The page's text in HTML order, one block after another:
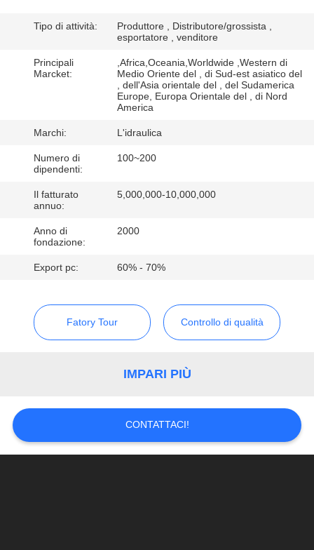
CONTROLLO
NOTIZIE
RICHIEDA
UNA
MAPPA
PRIVACY
POLICY
Tipo di attività:
Produttore , Distributore/grossista ,
esportatore , venditore
Principali
Marcket:
,Africa,Oceania,Worldwide ,Western di
Medio Oriente del , di Sud-est asiatico del
, dell'Asia orientale del , del Sudamerica
Europe, Europa Orientale del , di Nord
America
Marchi: L'idraulica
Numero di
dipendenti:
100~200
Il fatturato
annuo:
5,000,000-10,000,000
Anno di
fondazione:
2000
Export pc: 60% - 70%
Fatory Tour Controllo di qualità
IMPARI PIÙ
CONTATTACI!